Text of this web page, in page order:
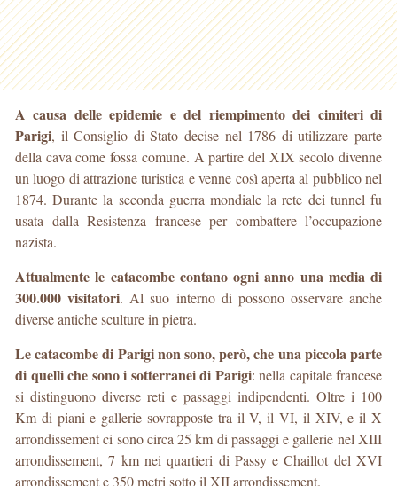
A causa delle epidemie e del riempimento dei cimiteri di
Parigi, il Consiglio di Stato decise nel 1786 di utilizzare parte
della cava come fossa comune. A partire del XIX secolo divenne
un luogo di attrazione turistica e venne così aperta al pubblico nel
1874. Durante la seconda guerra mondiale la rete dei tunnel fu
usata dalla Resistenza francese per combattere l’occupazione
nazista.
Attualmente le catacombe contano ogni anno una media di
300.000 visitatori. Al suo interno di possono osservare anche
diverse antiche sculture in pietra.
Le catacombe di Parigi non sono, però, che una piccola parte
di quelli che sono i sotterranei di Parigi: nella capitale francese
si distinguono diverse reti e passaggi indipendenti. Oltre i 100
Km di piani e gallerie sovrapposte tra il V, il VI, il XIV, e il X
arrondissement ci sono circa 25 km di passaggi e gallerie nel XIII
arrondissement, 7 km nei quartieri di Passy e Chaillot del XVI
arrondissement e 350 metri sotto il XII arrondissement.